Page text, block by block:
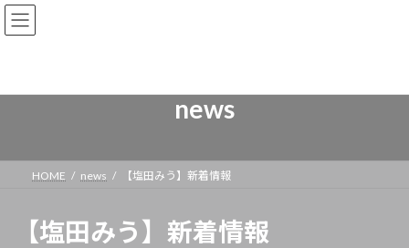
news
HOME news 【塩田みう】新着情報
【塩田みう】新着情報